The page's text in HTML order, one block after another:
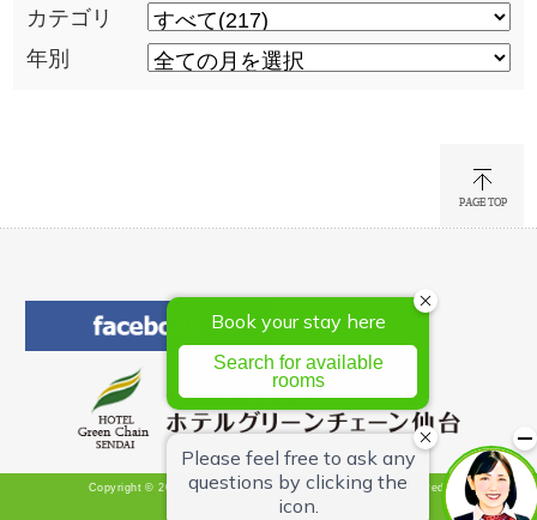
カテゴリ
年別
Copyright © 2026 Hotel Green Chain Sendai All Rights Reserved.